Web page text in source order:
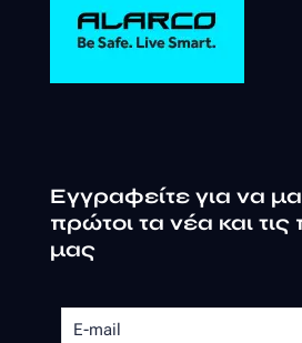
Εγγραφείτε για να
πρώτοι τα νέα και
μας